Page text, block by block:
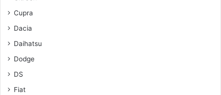
Cupra
Dacia
Daihatsu
Dodge
DS
Fiat